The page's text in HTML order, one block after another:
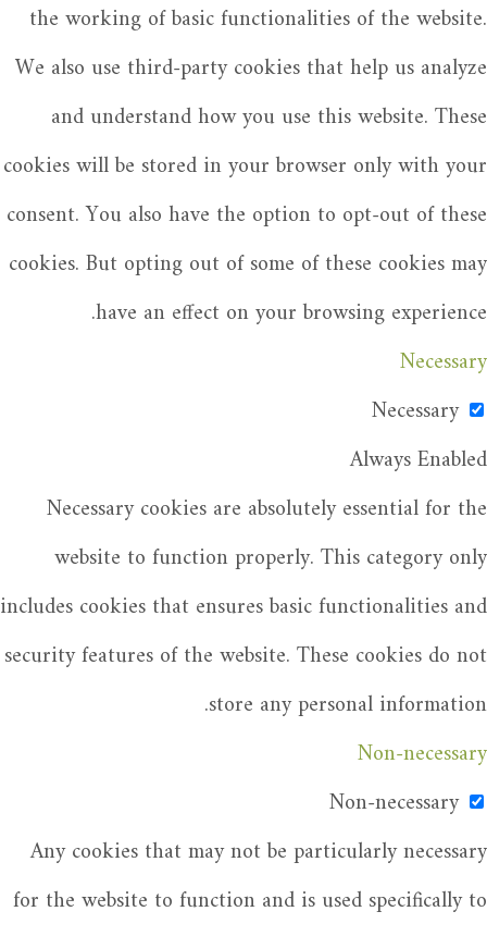
the working of basic functionalities of the website.
We also use third-party cookies that help us analyze
and understand how you use this website. These
cookies will be stored in your browser only with your
consent. You also have the option to opt-out of these
cookies. But opting out of some of these cookies may
have an effect on your browsing experience.
Necessary
Necessary
Always Enabled
Necessary cookies are absolutely essential for the
website to function properly. This category only
includes cookies that ensures basic functionalities and
security features of the website. These cookies do not
store any personal information.
Non-necessary
Non-necessary
Any cookies that may not be particularly necessary
for the website to function and is used specifically to